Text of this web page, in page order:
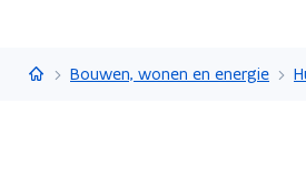
Vlaanderen.be
Bouwen, wonen en energie